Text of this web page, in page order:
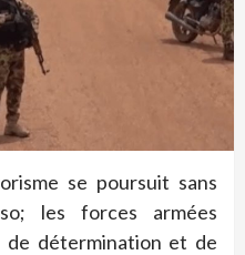
se poursuit sans
les forces armées
de détermination et de